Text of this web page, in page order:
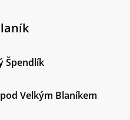
Špendlík
Velkým Blaníkem